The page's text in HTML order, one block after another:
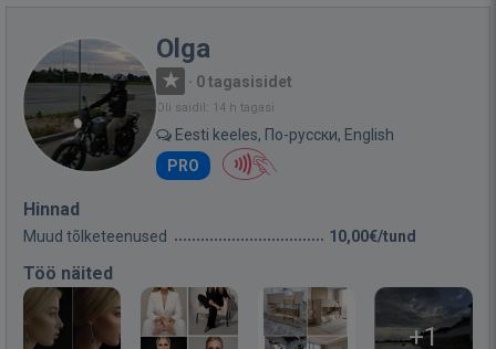
Olga
· 0 tagasisidet
Oli saidil: 14 h tagasi
Eesti keeles, По-русски, English
PRO
Hinnad
Muud tõlketeenused 10,00€/tund
Töö näited
+1